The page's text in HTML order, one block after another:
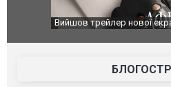
Вийшов трейлер нової
фільму "Афера Томаса